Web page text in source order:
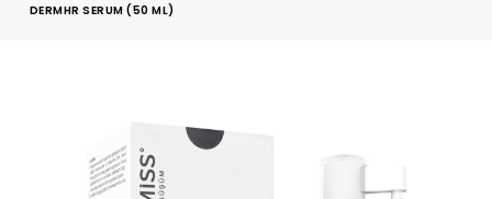
DERMHR SERUM (50 ML)